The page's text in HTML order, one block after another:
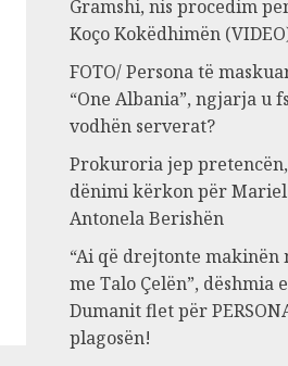
Gramshi, nis procedim
Koço Kokëdhimën
FOTO/ Persona të
“One Albania”, ngjarja u
vodhën serverat?
Prokuroria jep
dënimi kërkon për
Antonela Berishën
“Ai që drejtonte makinën
me Talo Çelën”, dëshmia
Dumanit flet për
plagosën!